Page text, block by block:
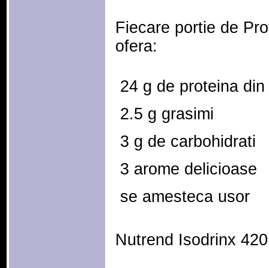
Fiecare portie de
ofera:
 24 g de proteina
 2.5 g grasimi
 3 g de carbohidrati
 3 arome delicioase
 se amesteca usor
Nutrend Isodrinx